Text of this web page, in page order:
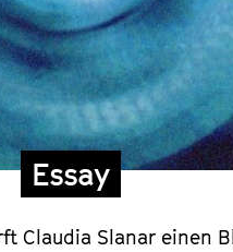
Essay
Claudia Slanar einen